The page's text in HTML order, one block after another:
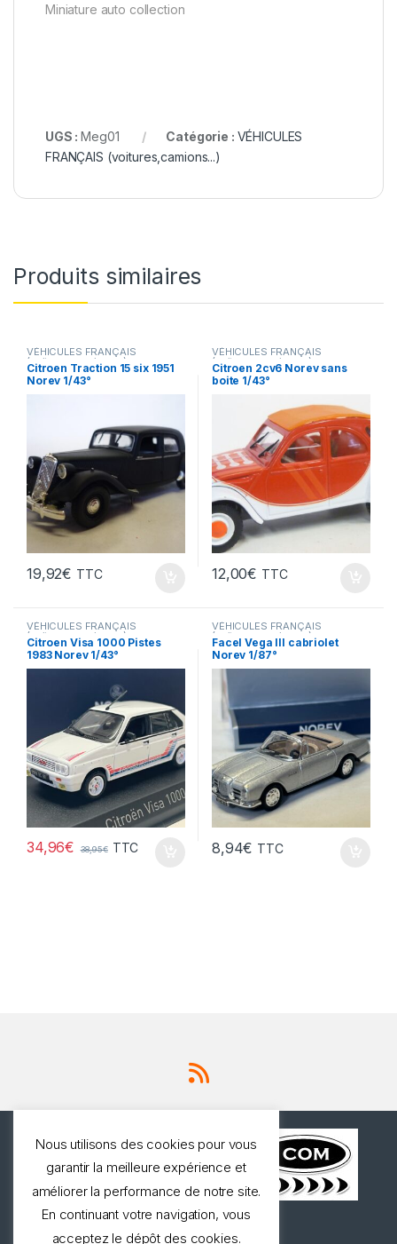
Miniature auto collection
UGS :Meg01 Catégorie : VÉHICULES
FRANÇAIS (voitures,camions...)
Produits similaires
VÉHICULES FRANÇAIS
(voitures,camions...)
Citroen Traction 15 six 1951
Norev 1/43°
19,92€ TTC
VÉHICULES FRANÇAIS
(voitures,camions...)
Citroen 2cv6 Norev sans
boite 1/43°
12,00€ TTC
VÉHICULES FRANÇAIS
(voitures,camions...)
Citroen Visa 1000 Pistes
1983 Norev 1/43°
34,96€ 38,95€ TTC
VÉHICULES FRANÇAIS
(voitures,camions...)
Facel Vega III cabriolet
Norev 1/87°
8,94€ TTC
Nous utilisons des cookies pour vous
garantir la meilleure expérience et
améliorer la performance de notre site.
En continuant votre navigation, vous
acceptez le dépôt des cookies.